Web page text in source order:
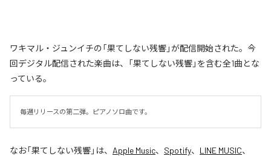
ワキマル・ジュンイチの「果てしない残響」が配信開始された。今
回デジタル配信された楽曲は、「果てしない残響」を含む全1曲とな
っている。
毎週リリースの第二弾。ピアノソロ曲です。
なお「果てしない残響」は、 Apple Music、 Spotify、 LINE MUSIC、